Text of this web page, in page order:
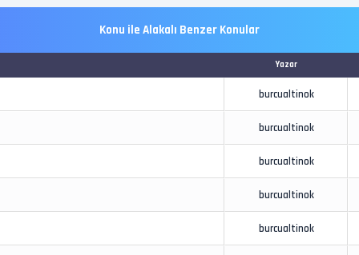
Konu ile Alakalı Benzer Konular
Yazar
burcualtinok
burcualtinok
burcualtinok
burcualtinok
burcualtinok